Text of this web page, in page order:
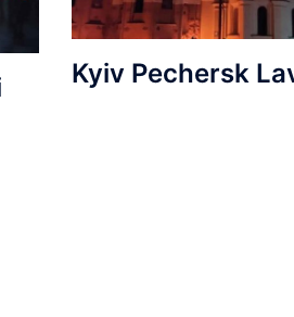
Kyiv Pechersk